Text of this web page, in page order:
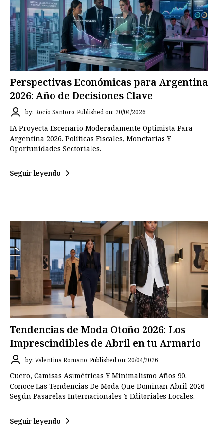
Perspectivas Económicas para Argentina
2026: Año de Decisiones Clave
by: Rocío Santoro Published on: 20/04/2026
IA Proyecta Escenario Moderadamente Optimista Para
Argentina 2026. Políticas Fiscales, Monetarias Y
Oportunidades Sectoriales.
Seguir leyendo
Tendencias de Moda Otoño 2026: Los
Imprescindibles de Abril en tu Armario
by: Valentina Romano Published on: 20/04/2026
Cuero, Camisas Asimétricas Y Minimalismo Años 90.
Conoce Las Tendencias De Moda Que Dominan Abril 2026
Según Pasarelas Internacionales Y Editoriales Locales.
Seguir leyendo